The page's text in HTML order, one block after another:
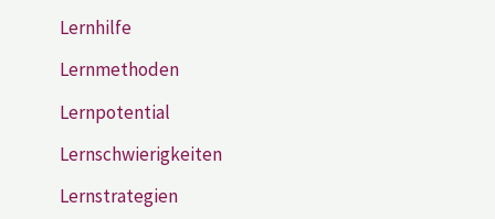
Lernhilfe
Lernmethoden
Lernpotential
Lernschwierigkeiten
Lernstrategien